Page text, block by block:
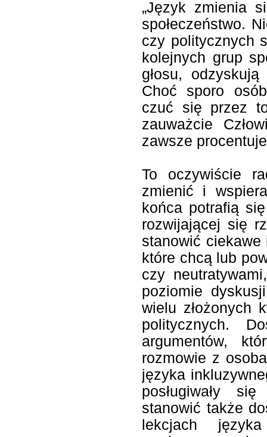
„Język zmienia
społeczeństwo.
czy politycznych
kolejnych grup
głosu,
Choć sporo
czuć się przez
zauważcie
zawsze
To oczywiście
zmienić i
końca potrafią
rozwijającej się
stanowić
które chcą lub
czy
poziomie
wielu złożonych
politycznych.
argumentów,
rozmowie z
języka
posługiwały
stanowić także
lekcjach